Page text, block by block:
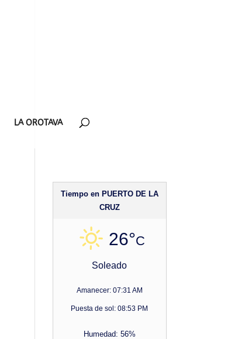
LA OROTAVA
Tiempo en PUERTO DE LA
CRUZ
26°C
Soleado
Amanecer: 07:31 AM
Puesta de sol: 08:53 PM
Humedad: 56%